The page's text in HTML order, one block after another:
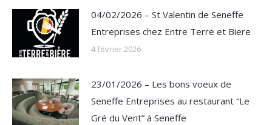
04/02/2026 – St Valentin de Seneffe
Entreprises chez Entre Terre et Biere
4 février 2026
23/01/2026 – Les bons voeux de
Seneffe Entreprises au restaurant “Le
Gré du Vent” à Seneffe